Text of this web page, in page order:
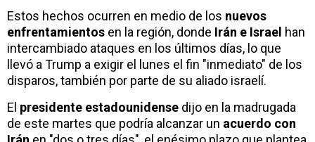
Estos hechos ocurren en medio de los nuevos
enfrentamientos en la región, donde Irán e Israel han
intercambiado ataques en los últimos días, lo que
llevó a Trump a exigir el lunes el fin "inmediato" de los
disparos, también por parte de su aliado israelí.
El presidente estadounidense dijo en la madrugada
de este martes que podría alcanzar un acuerdo con